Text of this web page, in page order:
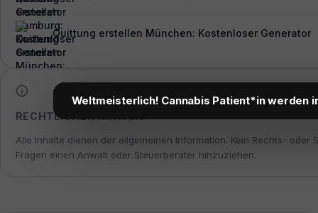
Quittung erstellen München: Kostenloser Generator
RECHTLICHER HINWEIS
Alle Inhalte dienen der allgemeinen Information. Kein Rechts- oder
Fragen einen Anwalt oder Steuerberater hinzuziehen.
Weltmeisterlich! Cannabis Patient*in werden